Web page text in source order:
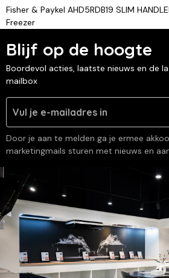
Fisher & Paykel AHD5RDB19 SLIM
Freezer
Blijf op de hoogte
Boordevol acties, laatste nieuws en de
mailbox
Door je aan te melden ga je ermee
marketingmails sturen met nieuws en